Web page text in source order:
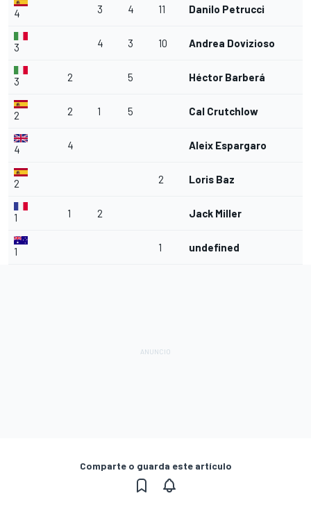
4 3 4 11 Danilo Petrucci
3 4 3 10 Andrea Dovizioso
3 2 5 Héctor Barberá
2 2 1 5 Cal Crutchlow
4 4 Aleix Espargaro
2 2 Loris Baz
1 1 2 Jack Miller
1 1 undefined
Comparte o guarda este artículo